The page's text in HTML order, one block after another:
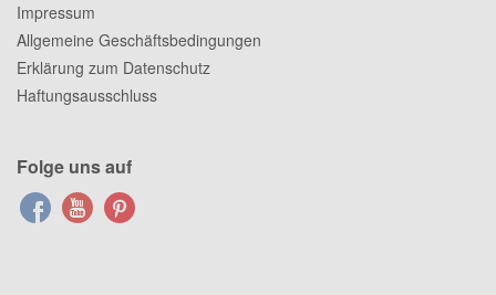
Impressum
Allgemeine Geschäftsbedingungen
Erklärung zum Datenschutz
Haftungsausschluss
Folge uns auf